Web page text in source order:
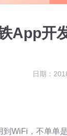
App开
日期：
到WiFi，不单单